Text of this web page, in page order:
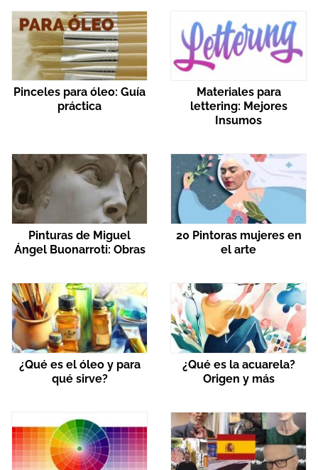
Pinceles para óleo: Guía
práctica
Materiales para
lettering: Mejores
Insumos
Pinturas de Miguel
Ángel Buonarroti: Obras
20 Pintoras mujeres en
el arte
¿Qué es el óleo y para
qué sirve?
¿Qué es la acuarela?
Origen y más